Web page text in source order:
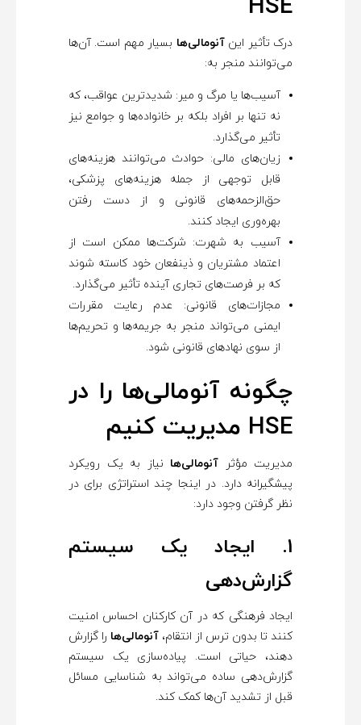
HSE
درک تأثیر اینآنومالی‌ها بسیار مهم است. آن‌ها
می‌توانند منجر به:
آسیب‌ها یا مرگ و میر: شدیدترین عواقب، که
نه تنها بر افراد بلکه بر خانواده‌ها و جوامع نیز
تأثیر می‌گذارد.
زیان‌های مالی: حوادث می‌توانند هزینه‌های
قابل توجهی از جمله هزینه‌های پزشکی،
حق‌الزحمه‌های قانونی و از دست رفتن
بهره‌وری ایجاد کنند.
آسیب به شهرت: شرکت‌ها ممکن است از
اعتماد مشتریان و ذینفعان خود کاسته شوند
که بر فرصت‌های تجاری آینده تأثیر می‌گذارد.
مجازات‌های قانونی: عدم رعایت مقررات
ایمنی می‌تواند منجر به جریمه‌ها و تحریم‌ها
از سوی نهادهای قانونی شود.
چگونه آنومالی‌ها را در
HSE مدیریت کنیم
مدیریت مؤثر آنومالی‌ها نیاز به یک رویکرد
پیشگیرانه دارد. در اینجا چند استراتژی برای در
نظر گرفتن وجود دارد:
1. ایجاد یک سیستم
گزارش‌دهی
ایجاد فرهنگی که در آن کارکنان احساس امنیت
کنند تا بدون ترس از انتقام، آنومالی‌ها را گزارش
دهند، حیاتی است. پیاده‌سازی یک سیستم
گزارش‌دهی ساده می‌تواند به شناسایی مسائل
قبل از تشدید آن‌ها کمک کند.